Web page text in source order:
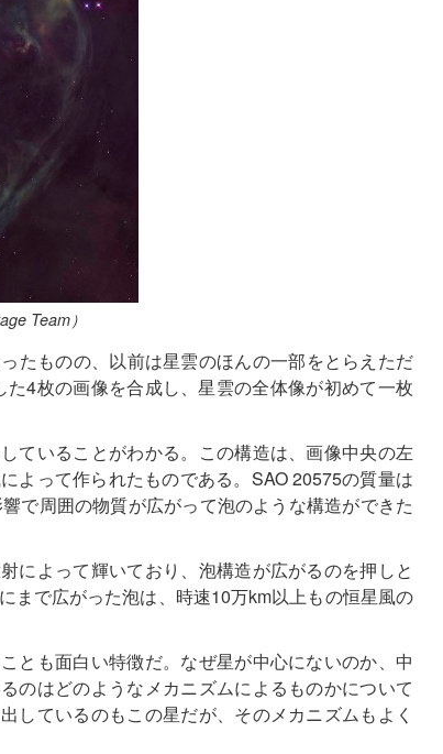
Team）
たものの、以前は星雲のほんの一部をとらえただ
4枚の画像を合成し、星雲の全体像が初めて一枚
ていることがわかる。この構造は、画像中央の左
よって作られたものである。SAO 20575の質量は
で周囲の物質が広がって泡のような構造ができた
によって輝いており、泡構造が広がるのを押しと
まで広がった泡は、時速10万km以上もの恒星風の
とも面白い特徴だ。なぜ星が中心にないのか、中
のはどのようなメカニズムによるものかについて
しているのもこの星だが、そのメカニズムもよく